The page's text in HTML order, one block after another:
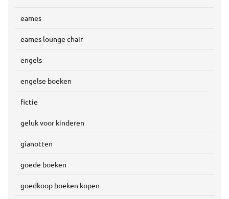
eames
eames lounge chair
engels
engelse boeken
fictie
geluk voor kinderen
gianotten
goede boeken
goedkoop boeken kopen